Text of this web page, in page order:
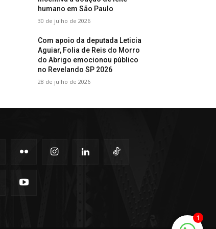
humano em São Paulo
30 de julho de 2026
Com apoio da deputada Leticia
Aguiar, Folia de Reis do Morro
do Abrigo emocionou público
no Revelando SP 2026
28 de julho de 2026
1